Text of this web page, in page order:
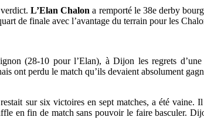
L’Elan Chalon a remporté le 38e derby
de finale avec l’avantage du terrain pour les
(28-10 pour l’Elan), à Dijon les regrets
ont perdu le match qu’ils devaient absolument
sur six victoires en sept matches, a été
en fin de match sans pouvoir le faire basculer.